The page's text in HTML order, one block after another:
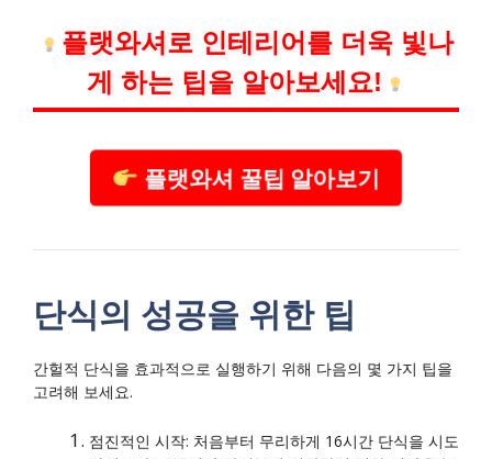
플랫와셔로 인테리어를 더욱 빛나
게 하는 팁을 알아보세요!
플랫와셔 꿀팁 알아보기
단식의 성공을 위한 팁
간헐적 단식을 효과적으로 실행하기 위해 다음의 몇 가지 팁을
고려해 보세요.
점진적인 시작: 처음부터 무리하게 16시간 단식을 시도